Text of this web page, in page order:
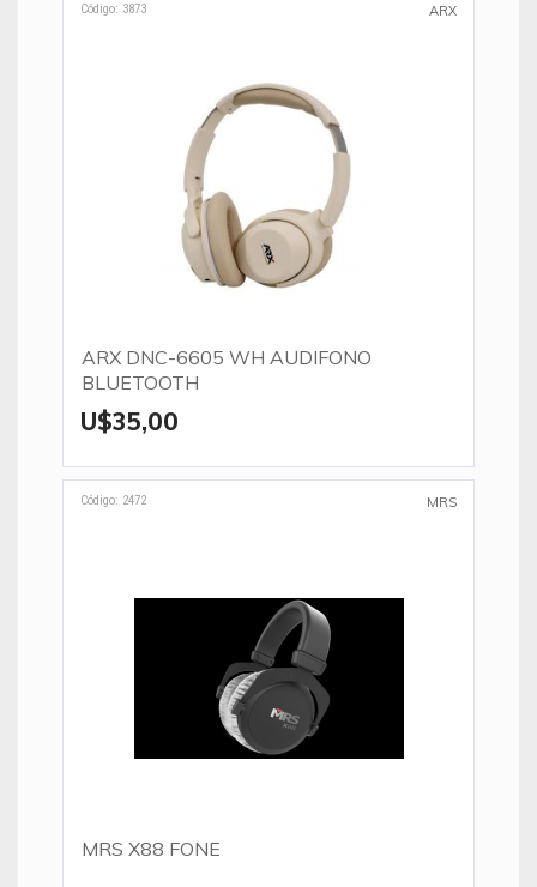
Código: 3873 ARX
ARX DNC-6605 WH AUDIFONO
BLUETOOTH
U$35,00
Código: 2472 MRS
MRS X88 FONE